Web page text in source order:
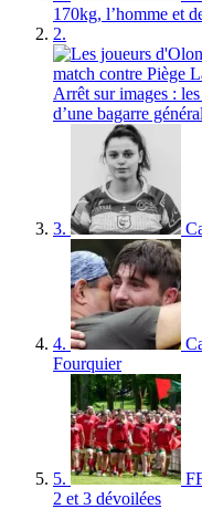
170kg, l’homme et
2.
Arrêt sur images :
d’une bagarre
3.
4.
Fourquier
5.
2 et 3 dévoilées